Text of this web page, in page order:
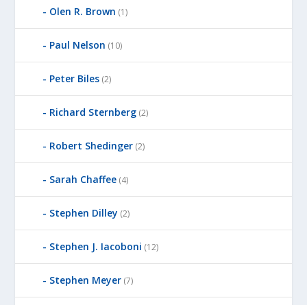
Olen R. Brown (1)
Paul Nelson (10)
Peter Biles (2)
Richard Sternberg (2)
Robert Shedinger (2)
Sarah Chaffee (4)
Stephen Dilley (2)
Stephen J. Iacoboni (12)
Stephen Meyer (7)